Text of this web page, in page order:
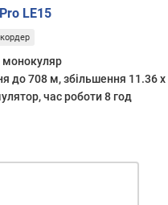
LE15
монокуляр
до 708 м, збільшення 11.36 x
час роботи 8 год